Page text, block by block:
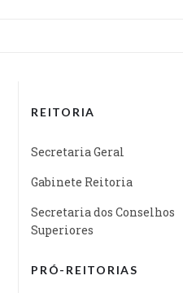
REITORIA
Secretaria Geral
Gabinete Reitoria
Secretaria dos Conselhos
Superiores
PRÓ-REITORIAS